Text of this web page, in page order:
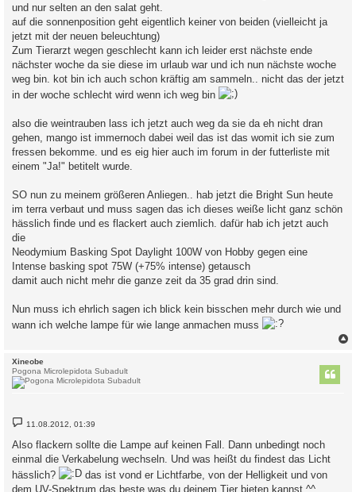
und nur selten an den salat geht.
auf die sonnenposition geht eigentlich keiner von beiden (vielleicht ja
jetzt mit der neuen beleuchtung)
Zum Tierarzt wegen geschlecht kann ich leider erst nächste ende
nächster woche da sie diese im urlaub war und ich nun nächste woche
weg bin. kot bin ich auch schon kräftig am sammeln.. nicht das der jetzt
in der woche schlecht wird wenn ich weg bin
also die weintrauben lass ich jetzt auch weg da sie da eh nicht dran
gehen, mango ist immernoch dabei weil das ist das womit ich sie zum
fressen bekomme. und es eig hier auch im forum in der futterliste mit
einem "Ja!" betitelt wurde.
SO nun zu meinem größeren Anliegen.. hab jetzt die Bright Sun heute
im terra verbaut und muss sagen das ich dieses weiße licht ganz schön
hässlich finde und es flackert auch ziemlich. dafür hab ich jetzt auch
die
Neodymium Basking Spot Daylight 100W von Hobby gegen eine
Intense basking spot 75W (+75% intense) getausch
damit auch nicht mehr die ganze zeit da 35 grad drin sind.
Nun muss ich ehrlich sagen ich blick kein bisschen mehr durch wie und
wann ich welche lampe für wie lange anmachen muss
Xineobe
Pogona Microlepidota Subadult
B
t
r
g
11.08.2012, 01:39
Also flackern sollte die Lampe auf keinen Fall. Dann unbedingt noch
einmal die Verkabelung wechseln. Und was heißt du findest das Licht
hässlich?
das ist vond er Lichtfarbe, von der Helligkeit und von
dem UV-Spektrum das beste was du deinem Tier bieten kannst ^^